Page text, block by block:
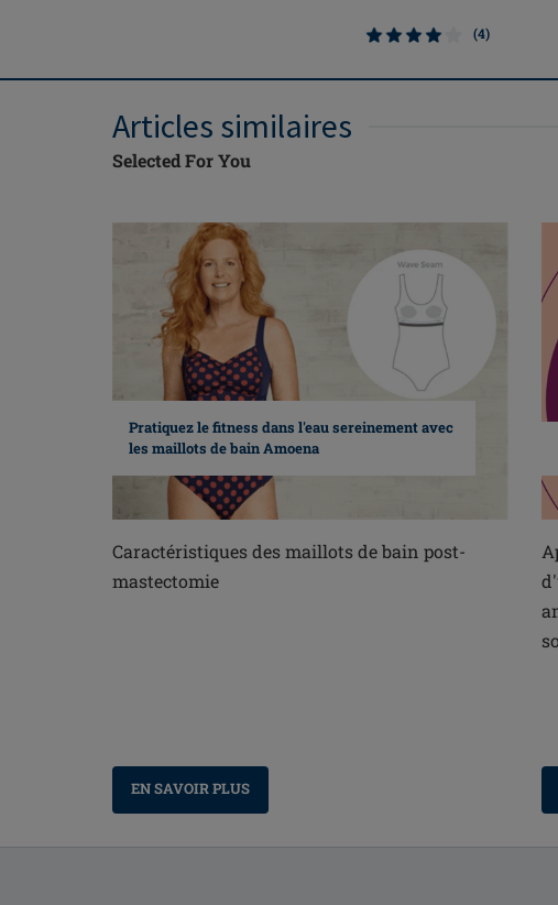
(4)
Articles similaires
Selected For You
Pratiquez le fitness dans l'eau sereinement avec
les maillots de bain Amoena
Caractéristiques des maillots de bain post-
mastectomie
EN SAVOIR PLUS